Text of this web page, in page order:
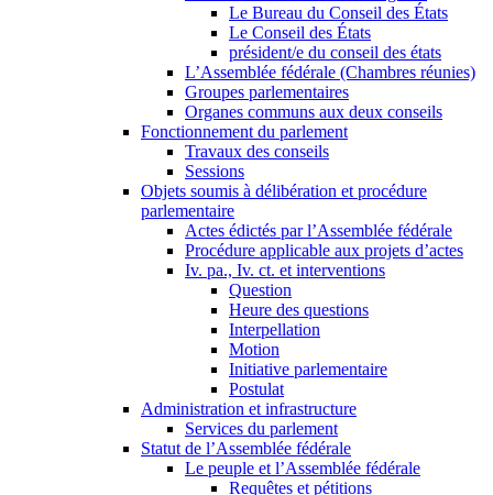
Le Bureau du Conseil des États
Le Conseil des États
président/e du conseil des états
L’Assemblée fédérale (Chambres réunies)
Groupes parlementaires
Organes communs aux deux conseils
Fonctionnement du parlement
Travaux des conseils
Sessions
Objets soumis à délibération et procédure
parlementaire
Actes édictés par l’Assemblée fédérale
Procédure applicable aux projets d’actes
Iv. pa., Iv. ct. et interventions
Question
Heure des questions
Interpellation
Motion
Initiative parlementaire
Postulat
Administration et infrastructure
Services du parlement
Statut de l’Assemblée fédérale
Le peuple et l’Assemblée fédérale
Requêtes et pétitions